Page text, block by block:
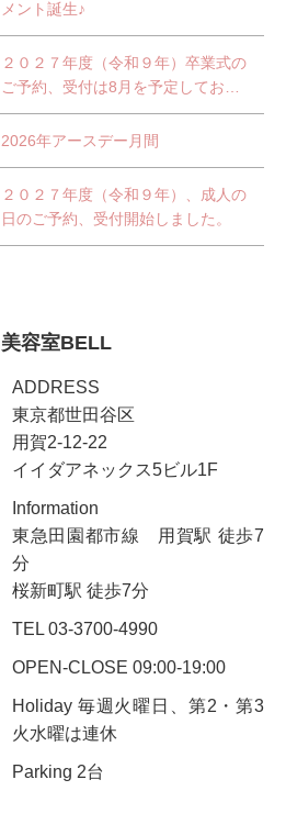
メント誕生♪
２０２７年度（令和９年）卒業式の
ご予約、受付は8月を予定しており
ます。
2026年アースデー月間
２０２７年度（令和９年）、成人の
日のご予約、受付開始しました。
美容室BELL
ADDRESS
東京都世田谷区
用賀2-12-22
イイダアネックス5ビル1F
Information
東急田園都市線 用賀駅 徒歩7
分
桜新町駅 徒歩7分
TEL 03-3700-4990
OPEN-CLOSE 09:00-19:00
Holiday 毎週火曜日、第2・第3
火水曜は連休
Parking 2台